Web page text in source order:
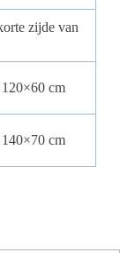
zijde van
cm
cm